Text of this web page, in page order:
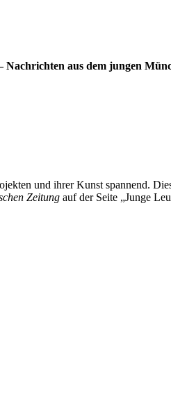
aus dem jungen
und ihrer Kunst spannend.
Zeitung auf der Seite „Junge